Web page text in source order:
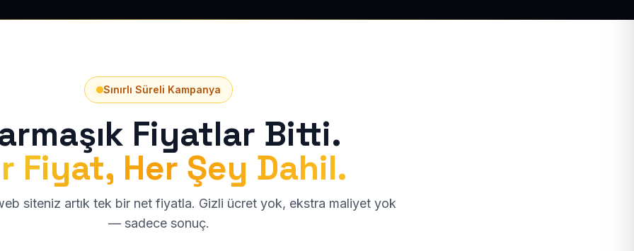
Sınırlı Süreli Kampanya
Fiyatlar Bitti.
Fiyat, Her Şey Dahil.
siteniz artık tek bir net fiyatla. Gizli ücret yok, ekstra maliyet yok
— sadece sonuç.